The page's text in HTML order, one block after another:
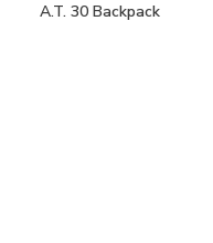
A.T. 30 Backpack